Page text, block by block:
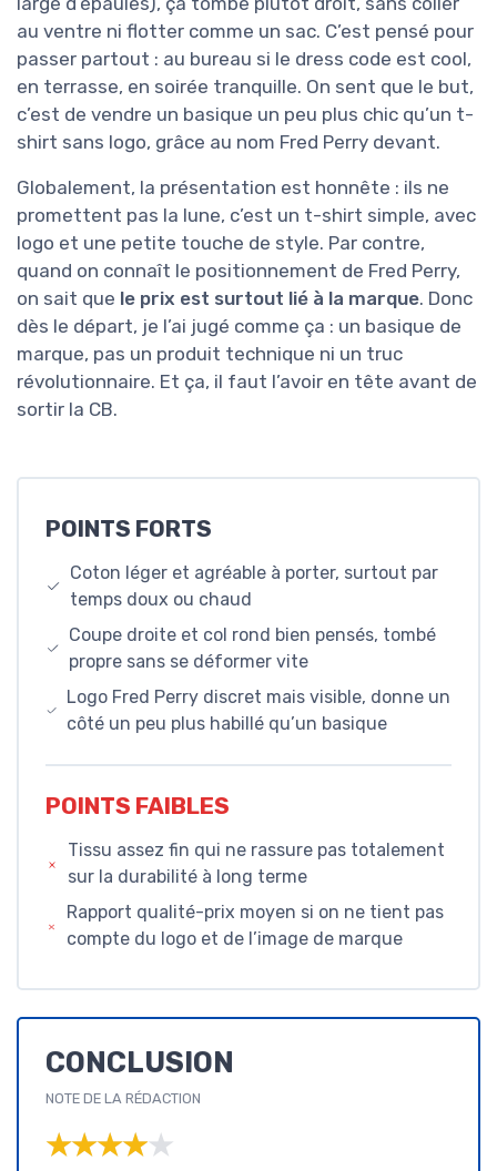
au ventre ni flotter comme un sac. C’est pensé pour
passer partout : au bureau si le dress code est cool,
en terrasse, en soirée tranquille. On sent que le but,
c’est de vendre un basique un peu plus chic qu’un t-
shirt sans logo, grâce au nom Fred Perry devant.
Globalement, la présentation est honnête : ils ne
promettent pas la lune, c’est un t-shirt simple, avec
logo et une petite touche de style. Par contre,
quand on connaît le positionnement de Fred Perry,
on sait que le prix est surtout lié à la marque. Donc
dès le départ, je l’ai jugé comme ça : un basique de
marque, pas un produit technique ni un truc
révolutionnaire. Et ça, il faut l’avoir en tête avant de
sortir la CB.
POINTS FORTS
Coton léger et agréable à porter, surtout par
temps doux ou chaud
Coupe droite et col rond bien pensés, tombé
propre sans se déformer vite
Logo Fred Perry discret mais visible, donne un
côté un peu plus habillé qu’un basique
POINTS FAIBLES
Tissu assez fin qui ne rassure pas totalement
sur la durabilité à long terme
Rapport qualité-prix moyen si on ne tient pas
compte du logo et de l’image de marque
CONCLUSION
NOTE DE LA RÉDACTION
★★★★★
★★★★★